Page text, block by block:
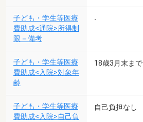
子ども・学生等医療
費助成<通院>所得制
限－備考
-
子ども・学生等医療
費助成<入院>対象年
齢
18歳3月末まで
子ども・学生等医療
費助成<入院>自己負
自己負担なし